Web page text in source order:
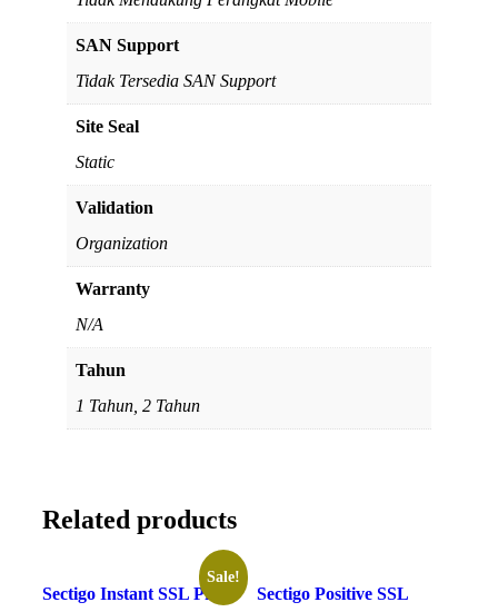
SAN Support
Tidak Tersedia SAN Support
Site Seal
Static
Validation
Organization
Warranty
N/A
Tahun
1 Tahun, 2 Tahun
Related products
Sale!
Sectigo Instant SSL Pro Sectigo Positive SSL